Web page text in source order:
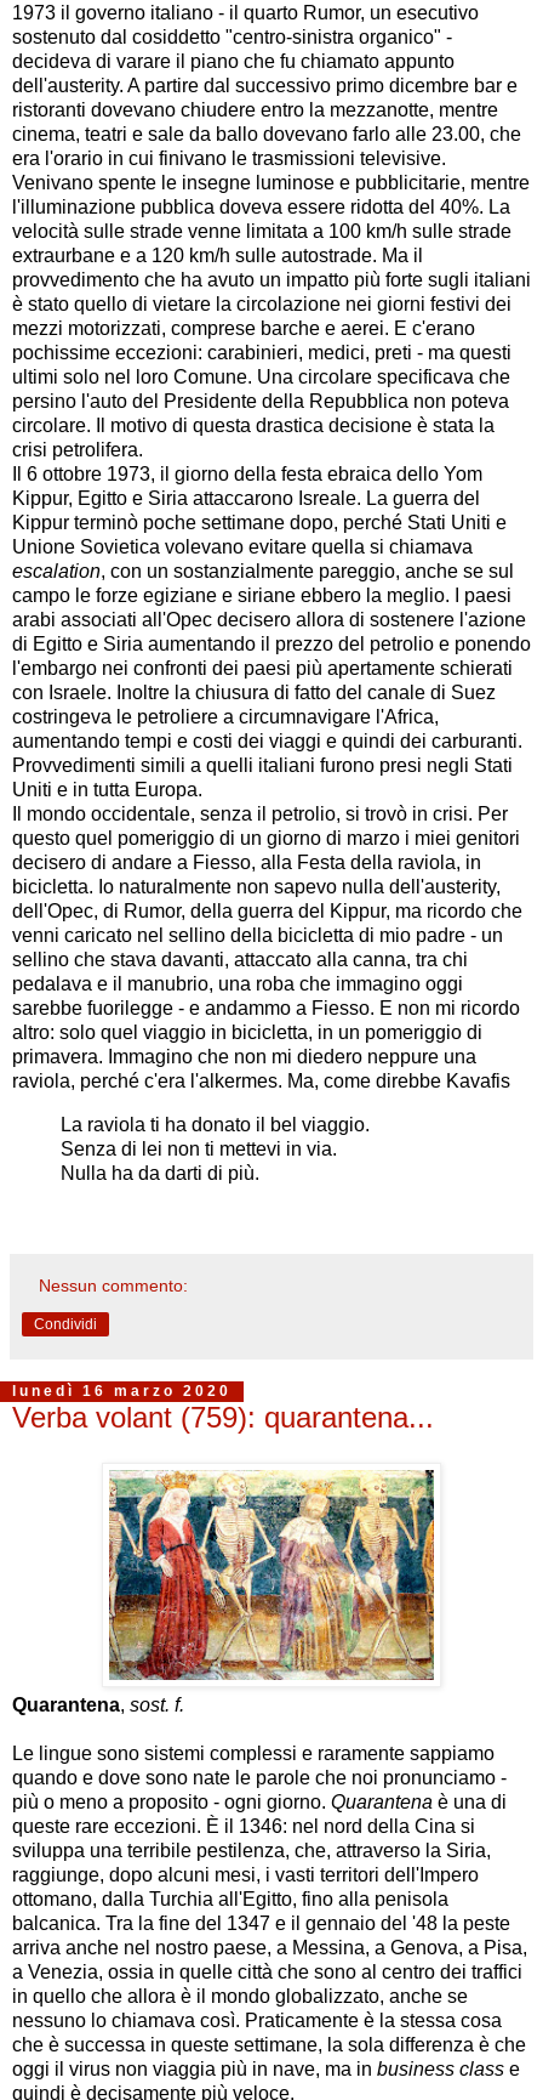
1973 il governo italiano - il quarto Rumor, un esecutivo
sostenuto dal cosiddetto "centro-sinistra organico" -
decideva di varare il piano che fu chiamato appunto
dell'austerity. A partire dal successivo primo dicembre bar e
ristoranti dovevano chiudere entro la mezzanotte, mentre
cinema, teatri e sale da ballo dovevano farlo alle 23.00, che
era l'orario in cui finivano le trasmissioni televisive.
Venivano spente le insegne luminose e pubblicitarie, mentre
l'illuminazione pubblica doveva essere ridotta del 40%. La
velocità sulle strade venne limitata a 100 km/h sulle strade
extraurbane e a 120 km/h sulle autostrade. Ma il
provvedimento che ha avuto un impatto più forte sugli italiani
è stato quello di vietare la circolazione nei giorni festivi dei
mezzi motorizzati, comprese barche e aerei. E c'erano
pochissime eccezioni: carabinieri, medici, preti - ma questi
ultimi solo nel loro Comune. Una circolare specificava che
persino l'auto del Presidente della Repubblica non poteva
circolare. Il motivo di questa drastica decisione è stata la
crisi petrolifera.
Il 6 ottobre 1973, il giorno della festa ebraica dello Yom
Kippur, Egitto e Siria attaccarono Isreale. La guerra del
Kippur terminò poche settimane dopo, perché Stati Uniti e
Unione Sovietica volevano evitare quella si chiamava
escalation, con un sostanzialmente pareggio, anche se sul
campo le forze egiziane e siriane ebbero la meglio. I paesi
arabi associati all'Opec decisero allora di sostenere l'azione
di Egitto e Siria aumentando il prezzo del petrolio e ponendo
l'embargo nei confronti dei paesi più apertamente schierati
con Israele. Inoltre la chiusura di fatto del canale di Suez
costringeva le petroliere a circumnavigare l'Africa,
aumentando tempi e costi dei viaggi e quindi dei carburanti.
Provvedimenti simili a quelli italiani furono presi negli Stati
Uniti e in tutta Europa.
Il mondo occidentale, senza il petrolio, si trovò in crisi. Per
questo quel pomeriggio di un giorno di marzo i miei genitori
decisero di andare a Fiesso, alla Festa della raviola, in
bicicletta. Io naturalmente non sapevo nulla dell'austerity,
dell'Opec, di Rumor, della guerra del Kippur, ma ricordo che
venni caricato nel sellino della bicicletta di mio padre - un
sellino che stava davanti, attaccato alla canna, tra chi
pedalava e il manubrio, una roba che immagino oggi
sarebbe fuorilegge - e andammo a Fiesso. E non mi ricordo
altro: solo quel viaggio in bicicletta, in un pomeriggio di
primavera. Immagino che non mi diedero neppure una
raviola, perché c'era l'alkermes. Ma, come direbbe Kavafis
La raviola ti ha donato il bel viaggio.
Senza di lei non ti mettevi in via.
Nulla ha da darti di più.
Nessun commento:
Condividi
lunedì 16 marzo 2020
Verba volant (759): quarantena...
Quarantena, sost. f.
Le lingue sono sistemi complessi e raramente sappiamo
quando e dove sono nate le parole che noi pronunciamo -
più o meno a proposito - ogni giorno. Quarantena è una di
queste rare eccezioni. È il 1346: nel nord della Cina si
sviluppa una terribile pestilenza, che, attraverso la Siria,
raggiunge, dopo alcuni mesi, i vasti territori dell'Impero
ottomano, dalla Turchia all'Egitto, fino alla penisola
balcanica. Tra la fine del 1347 e il gennaio del '48 la peste
arriva anche nel nostro paese, a Messina, a Genova, a Pisa,
a Venezia, ossia in quelle città che sono al centro dei traffici
in quello che allora è il mondo globalizzato, anche se
nessuno lo chiamava così. Praticamente è la stessa cosa
che è successa in queste settimane, la sola differenza è che
oggi il virus non viaggia più in nave, ma in business class e
quindi è decisamente più veloce.